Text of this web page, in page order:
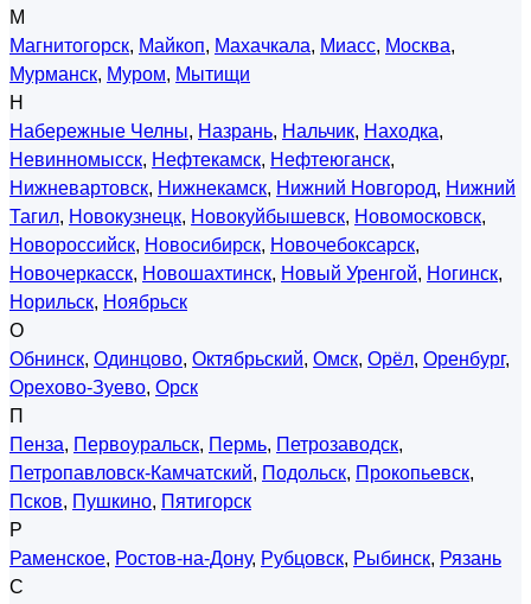
М
Магнитогорск, Майкоп, Махачкала, Миасс, Москва,
Мурманск, Муром, Мытищи
Н
Набережные Челны, Назрань, Нальчик, Находка,
Невинномысск, Нефтекамск, Нефтеюганск,
Нижневартовск, Нижнекамск, Нижний Новгород, Нижний
Тагил, Новокузнецк, Новокуйбышевск, Новомосковск,
Новороссийск, Новосибирск, Новочебоксарск,
Новочеркасск, Новошахтинск, Новый Уренгой, Ногинск,
Норильск, Ноябрьск
О
Обнинск, Одинцово, Октябрьский, Омск, Орёл, Оренбург,
Орехово-Зуево, Орск
П
Пенза, Первоуральск, Пермь, Петрозаводск,
Петропавловск-Камчатский, Подольск, Прокопьевск,
Псков, Пушкино, Пятигорск
Р
Раменское, Ростов-на-Дону, Рубцовск, Рыбинск, Рязань
С